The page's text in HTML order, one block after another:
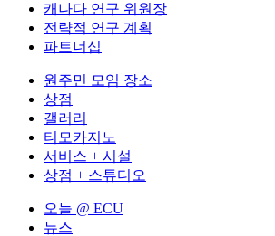
캐나다 연구 위원장
전략적 연구 계획
파트너십
원주민 모임 장소
상점
갤러리
티모카지노
서비스 + 시설
상점 + 스튜디오
오늘 @ ECU
뉴스